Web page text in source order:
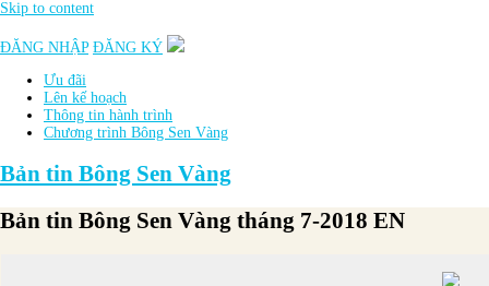
Skip to content
ĐĂNG NHẬP ĐĂNG KÝ
Ưu đãi
Lên kế hoạch
Thông tin hành trình
Chương trình Bông Sen Vàng
Bản tin Bông Sen Vàng
Bản tin Bông Sen Vàng tháng 7-2018 EN